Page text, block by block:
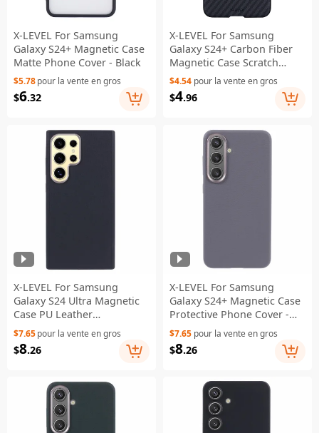
X-LEVEL For Samsung
Galaxy S24+ Magnetic Case
Matte Phone Cover - Black
$5.78pour la vente en gros
$6.32
X-LEVEL For Samsung
Galaxy S24+ Carbon Fiber
Magnetic Case Scratch
Resistant Slim Cover
$4.54 pour la vente en gros
$4.96
X-LEVEL For Samsung
Galaxy S24 Ultra Magnetic
Case PU Leather
Shockproof Back Cover -
Black
$7.65pour la vente en gros
$8.26
X-LEVEL For Samsung
Galaxy S24+ Magnetic Case
Protective Phone Cover -
Grey
$7.65 pour la vente en gros
$8.26